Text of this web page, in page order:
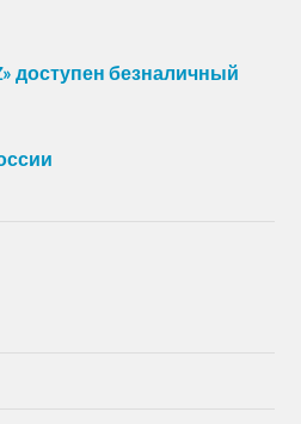
доступен безналичный